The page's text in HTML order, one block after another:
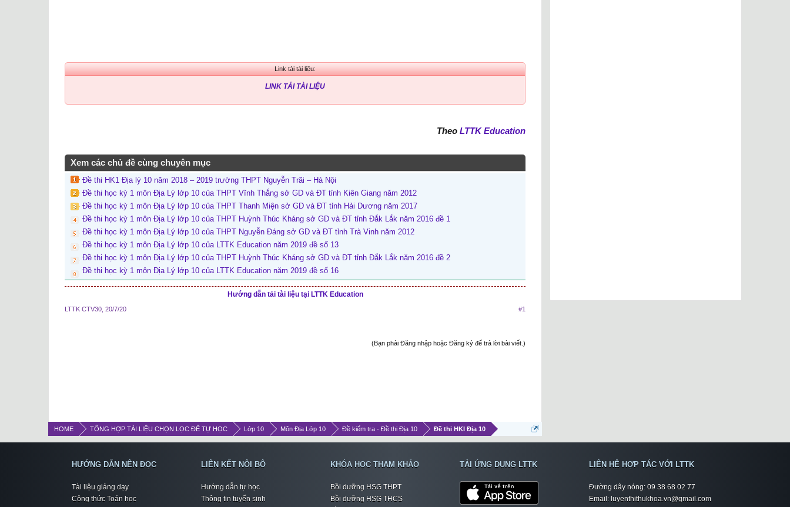
Link tải tài liệu:
LINK TẢI TÀI LIỆU
Theo LTTK Education
Xem các chủ đề cùng chuyên mục
Đề thi HK1 Địa lý 10 năm 2018 – 2019 trường THPT Nguyễn Trãi – Hà Nội
Đề thi học kỳ 1 môn Địa Lý lớp 10 của THPT Vĩnh Thắng sở GD và ĐT tỉnh Kiên Giang năm 2012
Đề thi học kỳ 1 môn Địa Lý lớp 10 của THPT Thanh Miện sở GD và ĐT tỉnh Hải Dương năm 2017
Đề thi học kỳ 1 môn Địa Lý lớp 10 của THPT Huỳnh Thúc Kháng sở GD và ĐT tỉnh Đắk Lắk năm 2016 đề 1
Đề thi học kỳ 1 môn Địa Lý lớp 10 của THPT Nguyễn Đáng sở GD và ĐT tỉnh Trà Vinh năm 2012
Đề thi học kỳ 1 môn Địa Lý lớp 10 của LTTK Education năm 2019 đề số 13
Đề thi học kỳ 1 môn Địa Lý lớp 10 của THPT Huỳnh Thúc Kháng sở GD và ĐT tỉnh Đắk Lắk năm 2016 đề 2
Đề thi học kỳ 1 môn Địa Lý lớp 10 của LTTK Education năm 2019 đề số 16
Hướng dẫn tải tài liệu tại LTTK Education
LTTK CTV30 20/7/20 #1
(Bạn phải Đăng nhập hoặc Đăng ký để trả lời bài viết.)
HOME TỔNG HỢP TÀI LIỆU CHỌN LỌC ĐỂ TỰ HỌC Lớp 10 Môn Địa Lớp 10 Đề kiểm tra - Đề thi Địa 10 Đề thi HKI Địa 10
HƯỚNG DẪN NÊN ĐỌC
Tài liệu giảng dạy
Công thức Toán học
LIÊN KẾT NỘI BỘ
Hướng dẫn tự học
Thông tin tuyển sinh
KHÓA HỌC THAM KHẢO
Bồi dưỡng HSG THPT
Bồi dưỡng HSG THCS
TẢI ỨNG DỤNG LTTK LIÊN HỆ HỢP TÁC VỚI LTTK
Đường dây nóng: 09 38 68 02 77
Email: luyenthithukhoa.vn@gmail.com